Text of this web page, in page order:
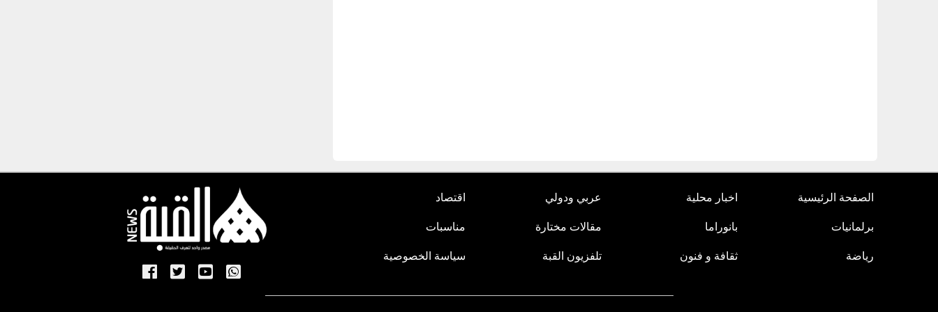
الصفحة الرئيسية اخبار محلية عربي ودولي اقتصاد
برلمانيات بانوراما مقالات مختارة مناسبات
رياضة ثقافة و فنون تلفزيون القبة سياسة الخصوصية